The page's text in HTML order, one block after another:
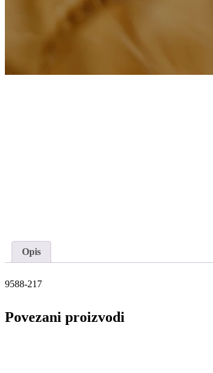
Opis
9588-217
Povezani proizvodi